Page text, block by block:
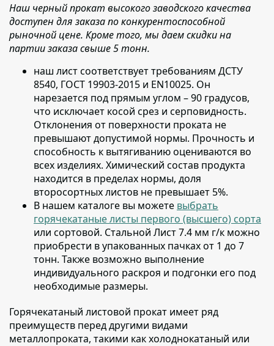
Наш черный прокат высокого заводского качества
доступен для заказа по конкурентоспособной
рыночной цене. Кроме того, мы даем скидки на
партии заказа свыше 5 тонн.
наш лист соответствует требованиям ДСТУ
8540, ГОСТ 19903-2015 и EN10025. Он
нарезается под прямым углом – 90 градусов,
что исключает косой срез и серповидность.
Отклонения от поверхности проката не
превышают допустимой нормы. Прочность и
способность к вытягиванию оцениваются во
всех изделиях. Химический состав продукта
находится в пределах нормы, доля
второсортных листов не превышает 5%.
В нашем каталоге вы можете выбрать
горячекатаные листы первого (высшего) сорта
или сортовой. Стальной Лист 7.4 мм г/к можно
приобрести в упакованных пачках от 1 до 7
тонн. Также возможно выполнение
индивидуального раскроя и подгонки его под
необходимые размеры.
Горячекатаный листовой прокат имеет ряд
преимуществ перед другими видами
металлопроката, такими как холоднокатаный или